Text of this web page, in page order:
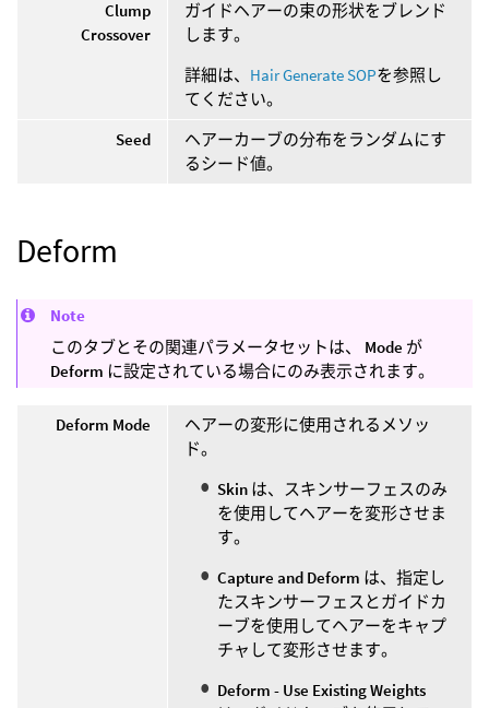
Clump
Crossover
ガイドヘアーの束の形状をブレンド
します。
詳細は、 Hair Generate SOPを参照し
てください。
Seed
ヘアーカーブの分布をランダムにす
るシード値。
Deform
Note
このタブとその関連パラメータセットは、 Mode が
Deform に設定されている場合にのみ表示されます。
Deform Mode
ヘアーの変形に使用されるメソッ
ド。
Skin は、スキンサーフェスのみ
を使用してヘアーを変形させま
す。
Capture and Deform は、指定し
たスキンサーフェスとガイドカ
ーブを使用してヘアーをキャプ
チャして変形させます。
Deform - Use Existing Weights